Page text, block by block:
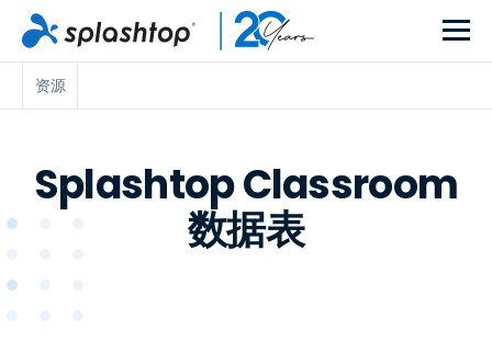
资源
Splashtop Classroom
数据表